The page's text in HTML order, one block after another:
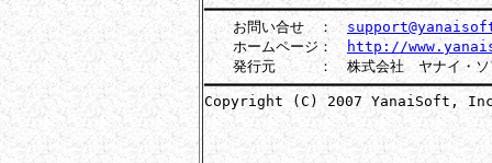
お問い合せ　：
ホームページ：
http://
発行元　　　：　株式会社　ヤナイ・ソ
Copyright (C) 2007 YanaiSoft,